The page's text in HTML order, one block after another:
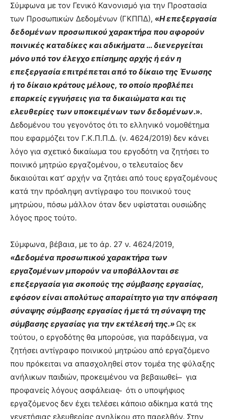
Σύμφωνα με τον Γενικό Κανονισμό για την Προστασία
των Προσωπικών Δεδομένων (ΓΚΠΠΔ), «Η επεξεργασία
δεδομένων προσωπικού χαρακτήρα που αφορούν
ποινικές καταδίκες και αδικήματα … διενεργείται
μόνο υπό τον έλεγχο επίσημης αρχής ή εάν η
επεξεργασία επιτρέπεται από το δίκαιο της Ένωσης
ή το δίκαιο κράτους μέλους, το οποίο προβλέπει
επαρκείς εγγυήσεις για τα δικαιώματα και τις
ελευθερίες των υποκειμένων των δεδομένων.».
Δεδομένου του γεγονότος ότι το ελληνικό νομοθέτημα
που εφαρμόζει τον Γ.Κ.Π.Π.Δ. (ν. 4624/2019) δεν κάνει
λόγο για σχετικό δικαίωμα του εργοδότη να ζητήσει το
ποινικό μητρώο εργαζομένου, ο τελευταίος δεν
δικαιούται κατ’ αρχήν να ζητάει από τους εργαζομένους
κατά την πρόσληψη αντίγραφο του ποινικού τους
μητρώου, πόσω μάλλον όταν δεν υφίσταται ουσιώδης
λόγος προς τούτο.
Σύμφωνα, βέβαια, με το άρ. 27 ν. 4624/2019,
«Δεδομένα προσωπικού χαρακτήρα των
εργαζομένων μπορούν να υποβάλλονται σε
επεξεργασία για σκοπούς της σύμβασης εργασίας,
εφόσον είναι απολύτως απαραίτητο για την απόφαση
σύναψης σύμβασης εργασίας ή μετά τη σύναψη της
σύμβασης εργασίας για την εκτέλεσή της.»Ως εκ
τούτου, ο εργοδότης θα μπορούσε, για παράδειγμα, να
ζητήσει αντίγραφο ποινικού μητρώου από εργαζόμενο
που πρόκειται να απασχοληθεί στον τομέα της φύλαξης
ανήλικων παιδιών, προκειμένου να βεβαιωθεί ̶ για
προφανείς λόγους ασφάλειας ̶ ότι ο υποψήφιος
εργαζόμενος δεν έχει τελέσει κάποιο αδίκημα κατά της
γενετήσιας ελευθερίας ανηλίκου στο παρελθόν. Στην